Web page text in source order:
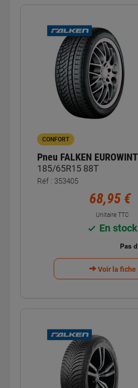
CONFORT
Pneu FALKEN
185/65R15 88T
Réf : 353405
68,95 €
Unitaire TTC
En stock
Voir la fiche